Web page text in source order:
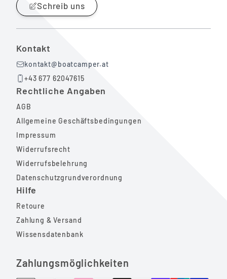
Schreib uns
Kontakt
kontakt@boatcamper.at
+43 677 62047615
Rechtliche Angaben
AGB
Allgemeine Geschäftsbedingungen
Impressum
Widerrufsrecht
Widerrufsbelehrung
Datenschutzgrundverordnung
Hilfe
Retoure
Zahlung & Versand
Wissensdatenbank
Zahlungsmöglichkeiten